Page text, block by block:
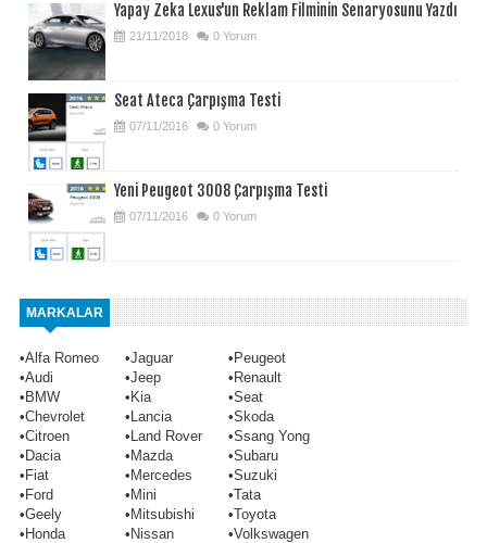
Yapay Zeka Lexus'un Reklam Filminin Senaryosunu Yazdı
21/11/2018 0 Yorum
Seat Ateca Çarpışma Testi
07/11/2016 0 Yorum
Yeni Peugeot 3008 Çarpışma Testi
07/11/2016 0 Yorum
MARKALAR
•Alfa Romeo •Jaguar • Peugeot
•Audi •Jeep • Renault
• BMW • Kia •Seat
•Chevrolet • Lancia •Skoda
•Citroen • Land Rover •Ssang Yong
• Dacia • Mazda •Subaru
• Fiat • Mercedes •Suzuki
• Ford • Mini •Tata
•Geely • Mitsubishi •Toyota
• Honda • Nissan •Volkswagen